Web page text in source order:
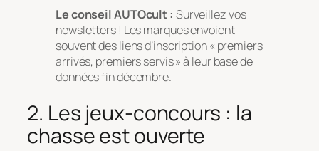
Le conseil AUTOcult : Surveillez vos
newsletters ! Les marques envoient
souvent des liens d’inscription « premiers
arrivés, premiers servis » à leur base de
données fin décembre.
2. Les jeux-concours : la
chasse est ouverte